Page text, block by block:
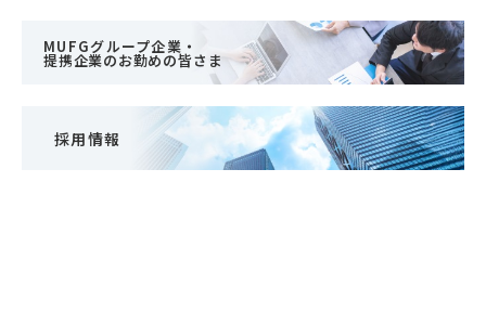
MUFGグループ企業・
提携企業のお勤めの皆さま
採用情報